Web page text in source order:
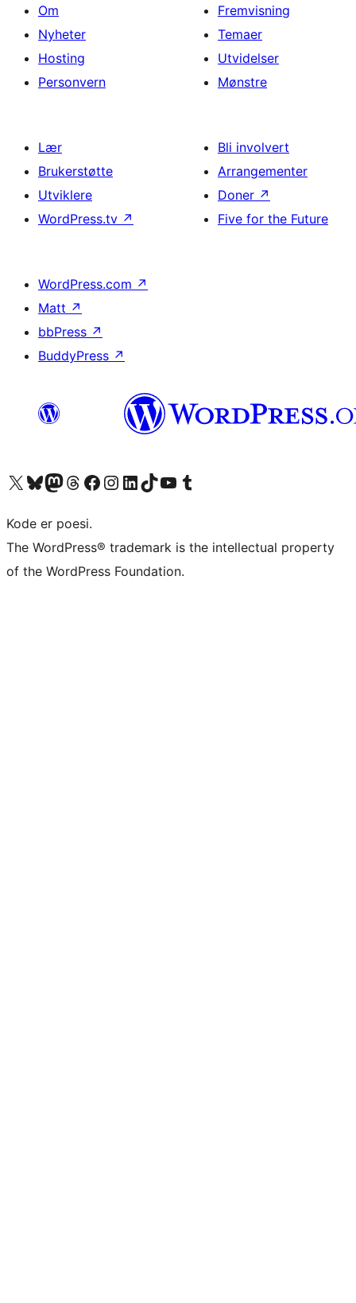
Om
Nyheter
Hosting
Personvern
Fremvisning
Temaer
Utvidelser
Mønstre
Lær
Brukerstøtte
Utviklere
WordPress.tv ↗
Bli involvert
Arrangementer
Doner ↗
Five for the Future
WordPress.com ↗
Matt ↗
bbPress ↗
BuddyPress ↗
Besøk vår konto på X Visit our Bluesky account
Besøk vår Mastodon-konto
Visit our Threads account
Besøk vår Facebook-sideBesøk vår Instagram-konto
Besøk vår LinkedIn-konto
Visit our TikTok account
Visit our YouTube channel
Visit our Tumblr account
Kode er poesi.
The WordPress® trademark is the intellectual property
of the WordPress Foundation.